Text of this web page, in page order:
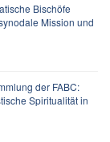
Bischöfe
Mission und
der FABC:
Spiritualität in